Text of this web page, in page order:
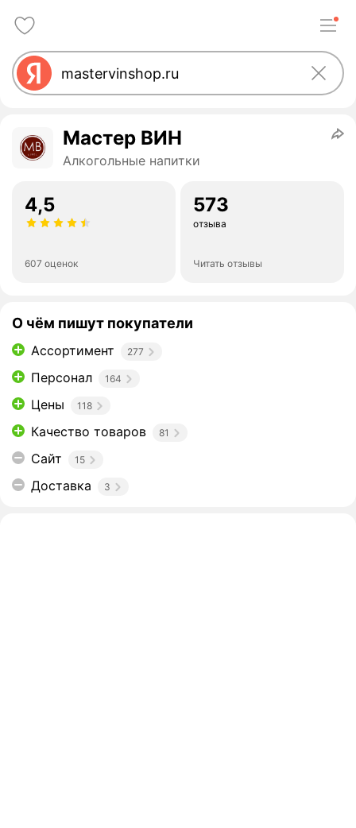
Мастер ВИН
Алкогольные напитки
4,5
607 оценок
573
отзыва
Читать отзывы
О чём пишут покупатели
Ассортимент 277
Персонал 164
Цены 118
Качество товаров 81
Сайт 15
Доставка 3